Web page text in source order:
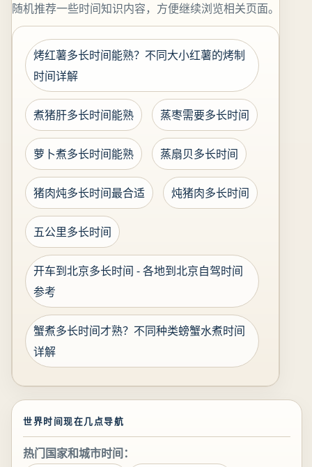
随机推荐一些时间知识内容，方便继续浏览相关页面。
烤红薯多长时间能熟？不同大小红薯的烤制
时间详解
煮猪肝多长时间能熟 蒸枣需要多长时间
萝卜煮多长时间能熟 蒸扇贝多长时间
猪肉炖多长时间最合适 炖猪肉多长时间
五公里多长时间
开车到北京多长时间 - 各地到北京自驾时间
参考
蟹煮多长时间才熟？不同种类螃蟹水煮时间
详解
世界时间现在几点导航
热门国家和城市时间：